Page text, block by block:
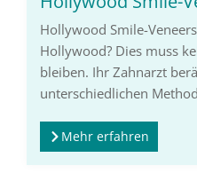
Hollywood Smile-
Hollywood? Dies muss
bleiben. Ihr Zahnarzt
unterschiedlichen
Mehr erfahren